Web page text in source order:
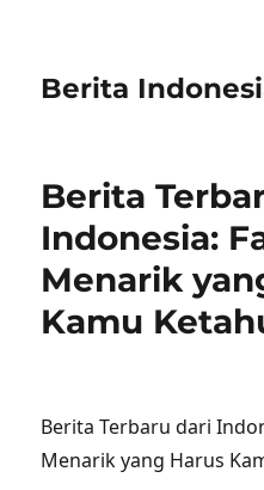
Berita
Berita
Indonesia:
Menarik
Kamu
Berita Terbaru dari
Menarik yang Harus